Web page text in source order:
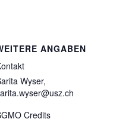
ANGABEN
Wyser,
Credits